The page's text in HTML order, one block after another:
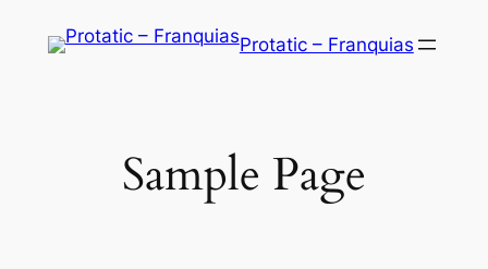
Protatic – Franquias
Sample Page